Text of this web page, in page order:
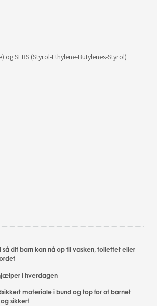
og SEBS (Styrol-Ethylene-Butylenes-Styrol)
så dit barn kan nå op til vasken, toilettet eller
i hverdagen
materiale i bund og top for at barnet
sikkert